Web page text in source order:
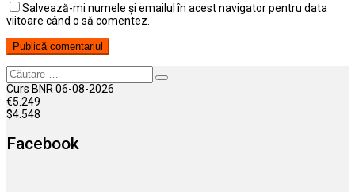
Salvează-mi numele și emailul în acest navigator pentru data
viitoare când o să comentez.
Căutare
Curs BNR 06-08-2026
€5.249
$4.548
Facebook